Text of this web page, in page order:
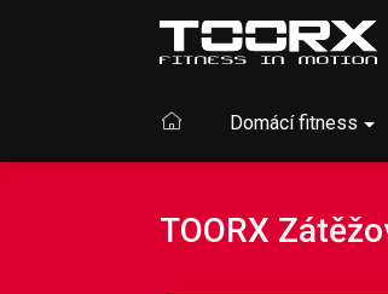
Domácí fitness
TOORX